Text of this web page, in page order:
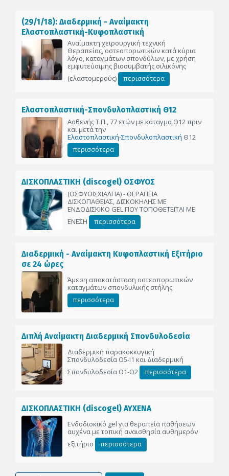
(29/1/18): Διαδερμική - Αναίμακτη
Ελαστοπλαστική-Κυφοπλαστική
Αναίμακτη χειρουργική τεχνική
Θεραπείας, οστεοπορωτικών κατά κύριο
λόγο, καταγμάτων σπονδύλων, με χρήση
εμφυτεύσιμης βιοσυμβατής σιλικόνης
(ελαστομερούς)
περισσότερα
Ελαστοπλαστική-Σπονδυλοπλαστική Θ12
Ασθενής Τ.Π., 77 ετών με κάταγμα Θ12 πριν
και μετά την
Ελαστοπλαστική-Σπονδυλοπλαστική Θ12
περισσότερα
ΔΙΣΚΟΠΛΑΣΤΙΚΗ (discogel) ΟΣΦΥΟΣ
(ΟΣΦΥΟΙΣΧΙΑΛΓΙΑ) - ΘΕΡΑΠΕΙΑ
ΔΙΣΚΟΠΑΘΕΙΑΣ, ΔΙΣΚΟΚΗΛΗΣ ΜΕ
ΕΝΔΟΔΙΣΚΙΚΟ GEL ΠΟΥ ΤΟΠΟΘΕΤΕΙΤΑΙ ΜΕ
ΕΝΕΣΗ
περισσότερα
Διαδερμική - Αναίμακτη Κυφοπλαστική Εξιτήριο
σε 24 ώρες
Άμεση αποκατάσταση οστεοπορωτικών
καταγμάτων σπονδυλικής στήλης
περισσότερα
Διπλή Αναίμακτη Διαδερμική Σπονδυλοδεσία
Διαδερμική παρακοκκυγική
Σπονδυλοδεσία Ο5-Ι1 και Διαδερμική
Σπονδυλοδεσία Ο1-Ο2
περισσότερα
ΔΙΣΚΟΠΛΑΣΤΙΚΗ (discogel) ΑΥΧΕΝΑ
Ενδοδισκικό gel για θεραπεία παθήσεων
αυχένα με τοπική αναισθησία αυθημερόν
εξιτήριο
περισσότερα